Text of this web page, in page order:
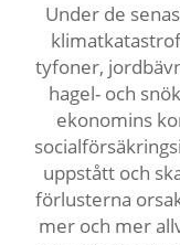
Under de
tyfoner,
hagel- och
ekonomins
uppstått och
förlusterna
mer och mer